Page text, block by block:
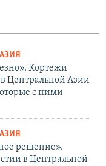
Кортежи
Центральной Азии
с ними
решение».
в Центральной